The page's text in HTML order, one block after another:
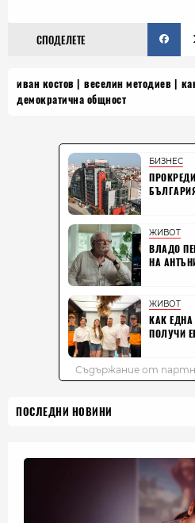
СПОДЕЛЕТЕ
иван костов веселин методиев
демократична общност
ПОСЛЕДНИ НОВИНИ